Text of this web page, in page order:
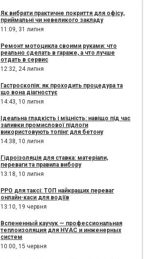
Як вибрати практичне покриття для офісу,
приймальні чи невеликого закладу
11:09, 31 липня
Ремонт мотоцикла своими руками: что
реально сделать в гараже, а что лучше
отдать в сервис
12:32, 24 липня
Гастроскопія: як проходить процедура та
що вона діагностує
14:43, 10 липня
Ідеальна гладкість і міцність: навіщо під час
заливки промислової підлоги
використовують топінг для бетону
14:38, 10 липня
Гідроізоляція для ставка: матеріали,
переваги та правила вибору
13:18, 10 липня
РРО для таксі: ТОП найкращих переваг
онлайн-каси для водіїв
13:10, 19 червня
Вспененный каучук — профессиональная
теплоизоляция для HVAC и инженерных
систем
10:00, 15 червня